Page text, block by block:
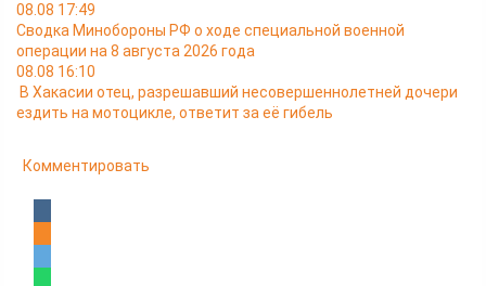
08.08 17:49
Сводка Минобороны РФ о ходе специальной военной
операции на 8 августа 2026 года
08.08 16:10
В Хакасии отец, разрешавший несовершеннолетней дочери
ездить на мотоцикле, ответит за её гибель
Комментировать